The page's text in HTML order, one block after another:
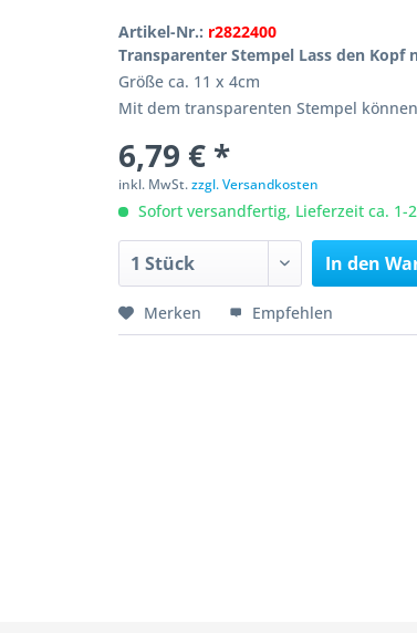
Artikel-Nr.: r2822400
Transparenter Stempel Lass den Kopf
Größe ca. 11 x 4cm
Mit dem transparenten Stempel
6,79 € *
inkl. MwSt.zzgl. Versandkosten
Sofort versandfertig, Lieferzeit ca. 1-
In den
Merken Empfehlen